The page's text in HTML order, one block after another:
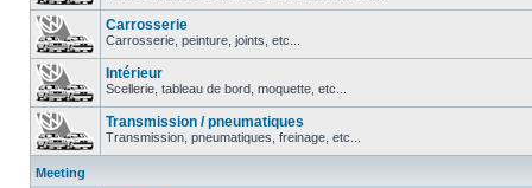
Carrosserie
Carrosserie, peinture, joints, etc...
Intérieur
Scellerie, tableau de bord, moquette, etc...
Transmission / pneumatiques
Transmission, pneumatiques, freinage, etc...
Meeting